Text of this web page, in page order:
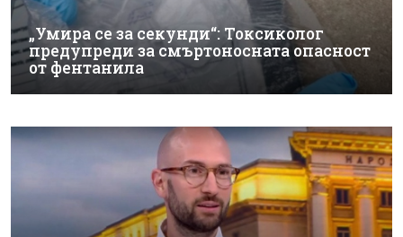
„Умира се за секунди“: Токсиколог
предупреди за смъртоносната опасност
от фентанила